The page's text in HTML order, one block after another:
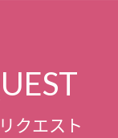
クエスト